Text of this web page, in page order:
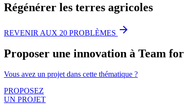
Régénérer les terres agricoles
REVENIR AUX 20 PROBLÈMES arrow_forward
Proposer une innovation à Team
Vous avez un projet dans cette thématique ?
PROPOSEZ
UN PROJET